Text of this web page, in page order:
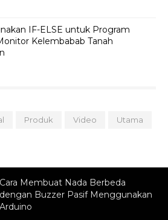
IF-ELSE untuk Program
Kelembabab Tanah
Produk Video Utama
Cara Membuat Nada Berbeda
dengan Buzzer Pasif Menggunakan
Arduino